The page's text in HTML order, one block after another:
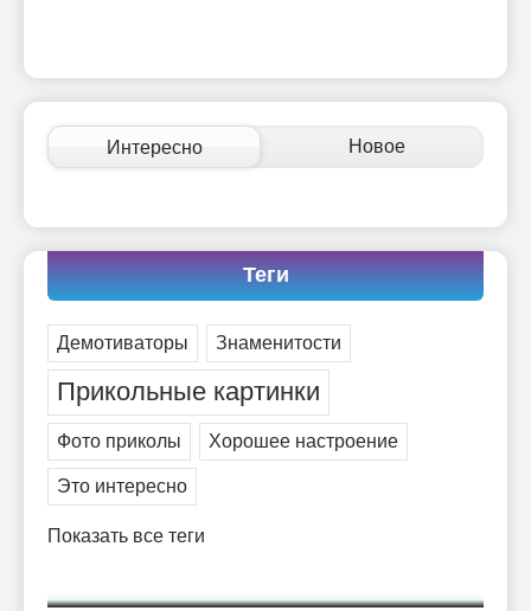
Интересно Новое
Теги
Демотиваторы Знаменитости
Прикольные картинки
Фото приколы
Хорошее настроение
Это интересно
Показать все теги